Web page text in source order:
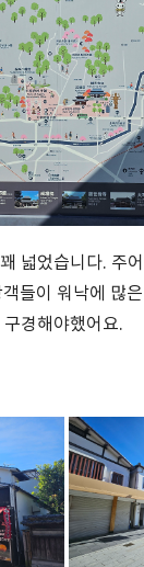
넓었습니다. 주
들이 워낙에 많은
경해야했어요.